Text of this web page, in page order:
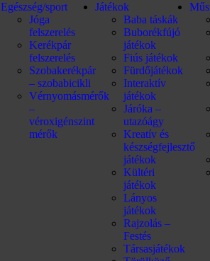
Egészség/sport
Jóga
felszerelés
Kerékpár
felszerelés
Szobakerékpár
– szobabicikli
Vérnyomásmérők
–
véroxigénszint
mérők
Játékok
Baba táskák
Buborékfújó
játékok
Fiús játékok
Fürdőjátékok
Interaktív
játékok
Járóka –
utazóágy
Kreatív és
készségfejlesztő
játékok
Kültéri
játékok
Lányos
játékok
Rajzolás –
Festés
Társasjátékok